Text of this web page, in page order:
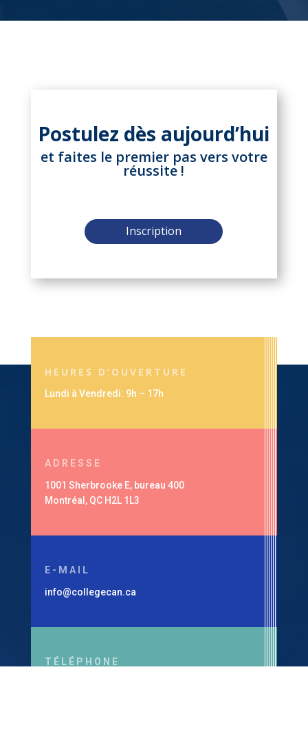
Postulez dès aujourd’hui
et faites le premier pas vers votre
réussite !
Inscription
HEURES D’OUVERTURE
Lundi à Vendredi: 9h – 17h
ADRESSE
1001 Sherbrooke E, bureau 400
Montréal, QC H2L 1L3
E-MAIL
info@collegecan.ca
TÉLÉPHONE